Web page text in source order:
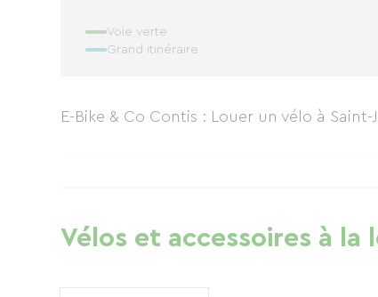
Voie verte
Grand itinéraire
E-Bike & Co Contis : Louer un vélo à Saint-
Vélos et accessoires à la